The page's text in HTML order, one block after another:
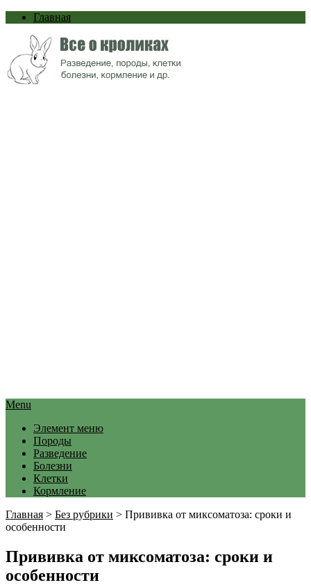
Главная
Menu
Элемент меню
Породы
Разведение
Болезни
Клетки
Кормление
Главная > Без рубрики > Прививка от миксоматоза: сроки и
особенности
Прививка от миксоматоза: сроки и
особенности